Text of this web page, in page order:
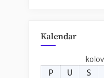
Kalendar
P
U S